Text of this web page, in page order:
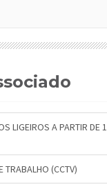
LIGEIROS A PARTIR DE 1
TRABALHO (CCTV)